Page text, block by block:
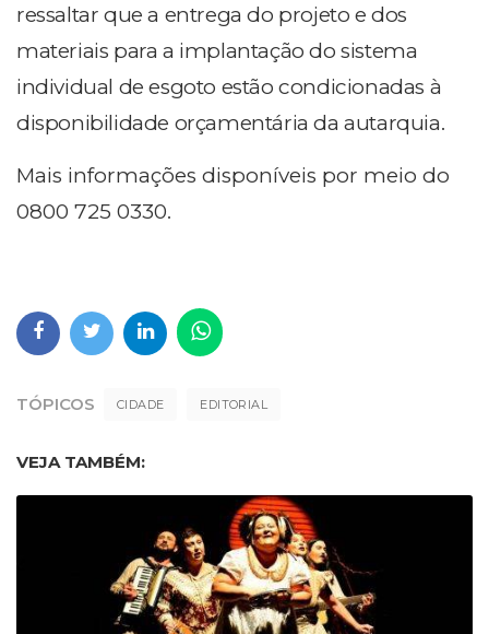
ressaltar que a entrega do projeto e dos
materiais para a implantação do sistema
individual de esgoto estão condicionadas à
disponibilidade orçamentária da autarquia.
Mais informações disponíveis por meio do
0800 725 0330.
TÓPICOS CIDADE EDITORIAL
VEJA TAMBÉM: